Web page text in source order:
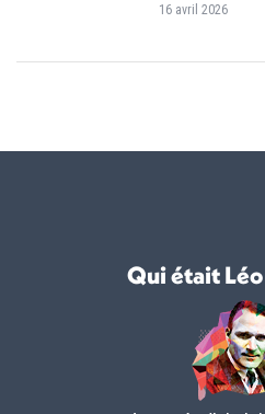
16 avril 2026
Qui était